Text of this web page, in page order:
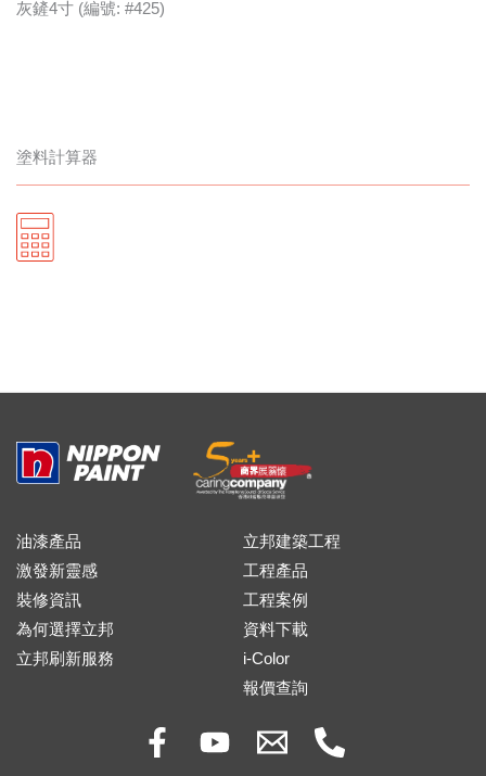
灰鏟4寸 (編號: #425)
塗料計算器
油漆產品
激發新靈感
裝修資訊
為何選擇立邦
立邦刷新服務
立邦建築工程
工程產品
工程案例
資料下載
i-Color
報價查詢